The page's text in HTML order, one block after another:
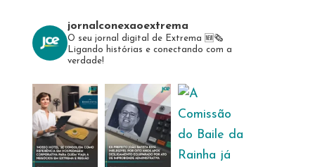
jornalconexaoextrema
O seu jornal digital de Extrema 🆕️🗞
Ligando histórias e conectando com a
verdade!